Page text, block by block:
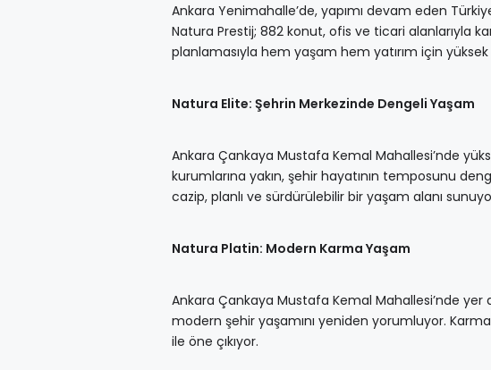
Ankara Yenimahalle’de, yapımı devam eden
Natura Prestij; 882 konut, ofis ve ticari alanlarıyla
planlamasıyla hem yaşam hem yatırım için
Natura Elite: Şehrin Merkezinde Dengeli Yaşam
Ankara Çankaya Mustafa Kemal Mahallesi’nde
kurumlarına yakın, şehir hayatının temposunu
cazip, planlı ve sürdürülebilir bir yaşam alanı
Natura Platin: Modern Karma Yaşam
Ankara Çankaya Mustafa Kemal Mahallesi’nde
modern şehir yaşamını yeniden yorumluyor.
ile öne çıkıyor.